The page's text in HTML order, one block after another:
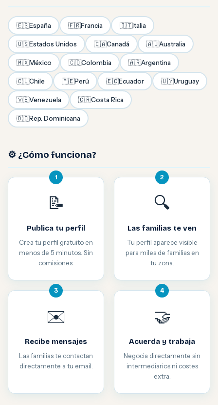
🇪🇸España 🇫🇷Francia 🇮🇹Italia
🇺🇸Estados Unidos 🇨🇦Canadá 🇦🇺Australia
🇲🇽México 🇨🇴Colombia 🇦🇷Argentina
🇨🇱Chile 🇵🇪Perú 🇪🇨Ecuador 🇺🇾Uruguay
🇻🇪Venezuela 🇨🇷Costa Rica
🇩🇴Rep. Dominicana
⚙️ ¿Cómo funciona?
1
📝
Publica tu perfil
Crea tu perfil gratuito en
menos de 5 minutos. Sin
comisiones.
2
🔍
Las familias te ven
Tu perfil aparece visible
para miles de familias en
tu zona.
3
✉️
Recibe mensajes
Las familias te contactan
directamente a tu email.
4
🤝
Acuerda y trabaja
Negocia directamente sin
intermediarios ni costes
extra.